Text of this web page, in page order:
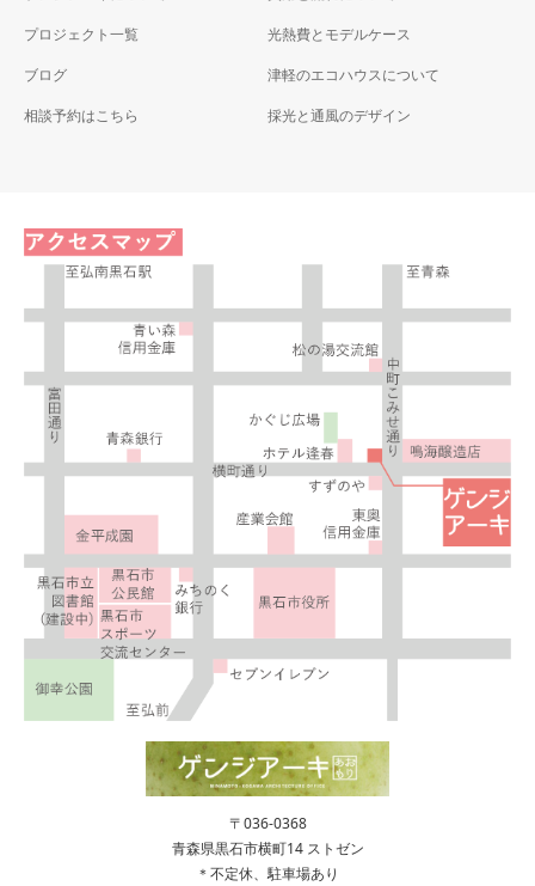
プロジェクト一覧
ブログ
相談予約はこちら
光熱費とモデルケース
津軽のエコハウスについて
採光と通風のデザイン
〒036-0368
青森県黒石市横町14 ストゼン
＊不定休、駐車場あり